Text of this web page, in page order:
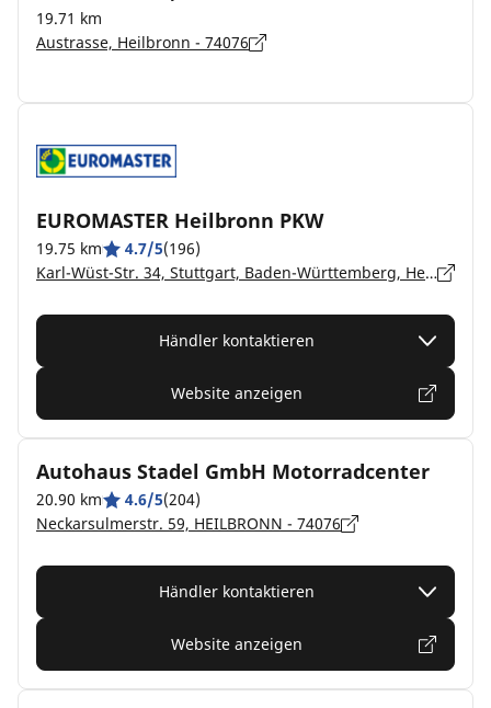
19.71 km
Austrasse, Heilbronn - 74076
EUROMASTER Heilbronn PKW
19.75 km 4.7/5(196)
Karl-Wüst-Str. 34, Stuttgart, Baden-Württemberg, Heilbronn - 74076
Händler kontaktieren
Website anzeigen
Autohaus Stadel GmbH Motorradcenter
20.90 km 4.6/5(204)
Neckarsulmerstr. 59, HEILBRONN - 74076
Händler kontaktieren
Website anzeigen